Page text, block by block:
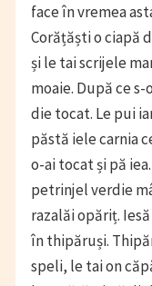
face în vremea
Corățăști o ciapă
și le tai scrijele
moaie. După ce
die tocat. Le pui
păstă iele carnia
o-ai tocat și pă
petrinjel verdie
razalăi opăriț.
în thipăruși.
speli, le tai on